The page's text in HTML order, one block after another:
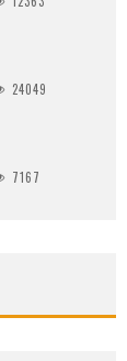
24049
7167